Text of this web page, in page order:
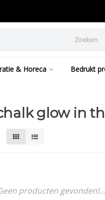
Zoeken
& Horeca Bedrukt
glow in
producten gevonden!...